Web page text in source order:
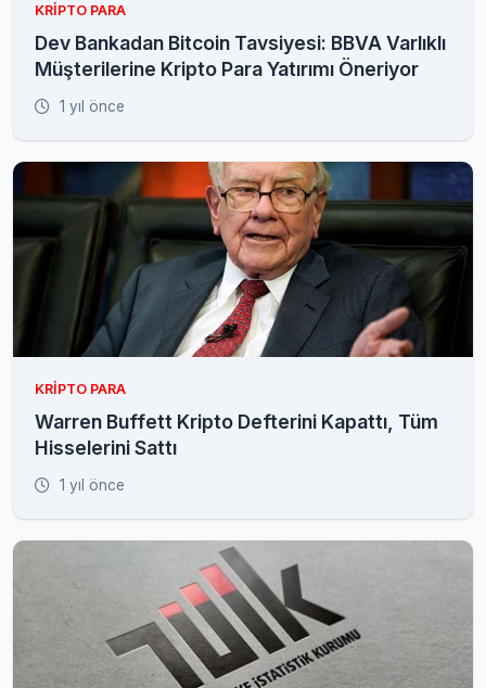
KRIPTO PARA
Dev Bankadan Bitcoin Tavsiyesi: BBVA Varlıklı
Müşterilerine Kripto Para Yatırımı Öneriyor
1 yıl önce
KRIPTO PARA
Warren Buffett Kripto Defterini Kapattı, Tüm
Hisselerini Sattı
1 yıl önce